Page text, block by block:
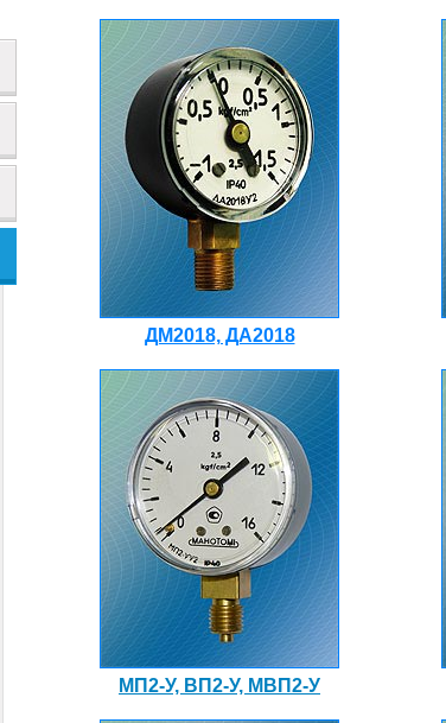
ДМ2018, ДА2018
МП2-У, ВП2-У, МВП2-У